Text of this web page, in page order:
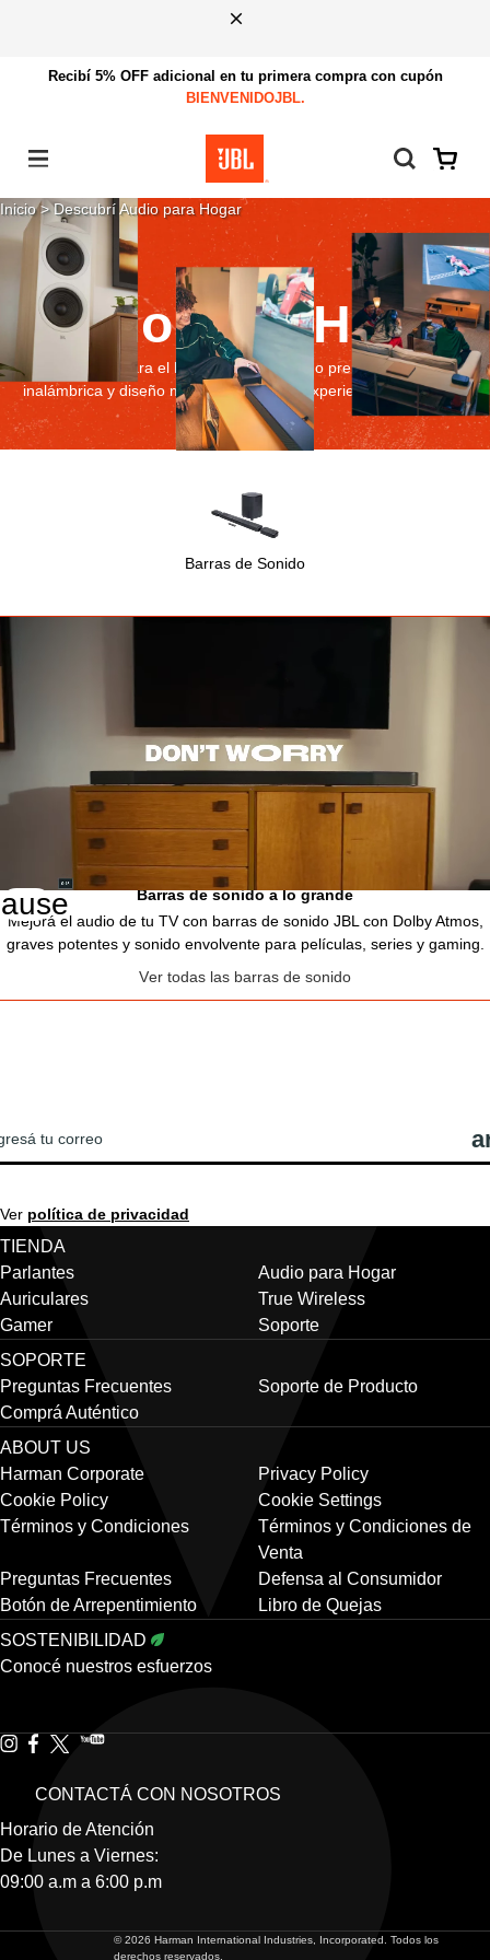
Recibí 5% OFF adicional en tu primera compra con cupón
BIENVENIDOJBL.
Menú
Inicio > Descubrí Audio para Hogar
Audio para Hogar
Explora el audio para el hogar JBL con sonido premium, conectividad
inalámbrica y diseño moderno para una experiencia envolvente.
Barras de Sonido
Barras de sonido a lo grande
Mejorá el audio de tu TV con barras de sonido JBL con Dolby Atmos,
graves potentes y sonido envolvente para películas, series y gaming.
ver todas las barras de sonido
Ver política de privacidad
TIENDA
Parlantes
Audio para Hogar
Auriculares
True Wireless
Gamer
Soporte
SOPORTE
Preguntas Frecuentes
Soporte de Producto
Comprá Auténtico
ABOUT US
Harman Corporate
Privacy Policy
Cookie Policy
Cookie Settings
Términos y Condiciones
Términos y Condiciones de
Venta
Preguntas Frecuentes
Defensa al Consumidor
Botón de Arrepentimiento
Libro de Quejas
SOSTENIBILIDAD
Conocé nuestros esfuerzos
CONTACTÁ CON NOSOTROS
Horario de Atención
De Lunes a Viernes:
09:00 a.m a 6:00 p.m
© 2026 Harman International Industries, Incorporated. Todos los
derechos reservados.